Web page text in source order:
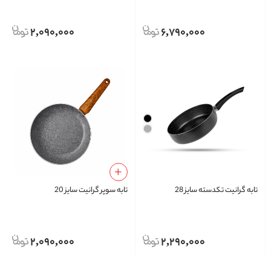
6,790,000
2,090,000
تابه گرانیت تکدسته سایز 28
2,290,000
تابه سوپر گرانیت سایز 20
2,090,000